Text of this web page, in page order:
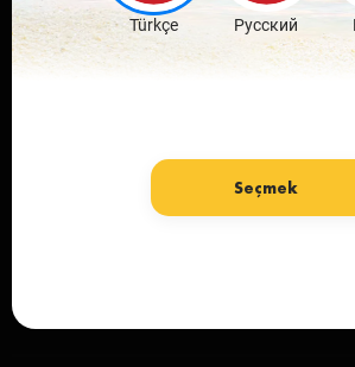
Ücretsiz İndir
Türkçe Русский
Seçmek